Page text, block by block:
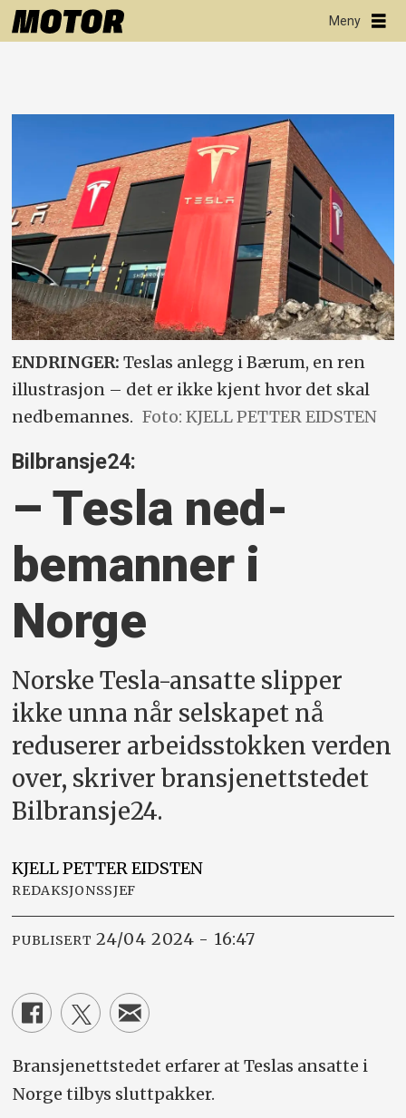
ENDRINGER: Teslas anlegg i Bærum, en ren
illustrasjon – det er ikke kjent hvor det skal
nedbemannes. Foto: KJELL PETTER EIDSTEN
Bilbransje24:
– Tesla ned­
bemanner i
Norge
Norske Tesla-ansatte slipper
ikke unna når selskapet nå
reduserer arbeidsstokken verden
over, skriver bransjenettstedet
Bilbransje24.
KJELL PETTEREIDSTEN
REDAKSJONSSJEF
PUBLISERT 24/04 2024 - 16:47
Bransjenettstedet erfarer at Teslas ansatte i
Norge tilbys sluttpakker.